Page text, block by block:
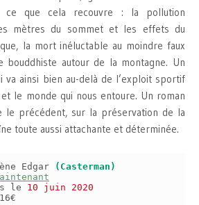
ce que cela recouvre : la pollution
mètres du sommet et les effets du
la mort inéluctable au moindre faux
bouddhiste autour de la montagne. Un
va ainsi bien au-delà de l’exploit sportif
le monde qui nous entoure. Un roman
le précédent, sur la préservation de la
toute aussi attachante et déterminée.
Edgar
(Casterman)
le 10 juin 2020